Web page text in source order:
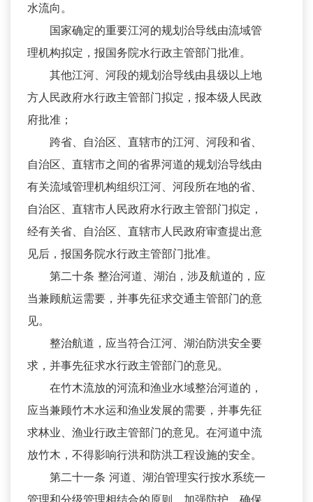
水流向。
国家确定的重要江河的规划治导线由流域管
理机构拟定，报国务院水行政主管部门批准。
其他江河、河段的规划治导线由县级以上地
方人民政府水行政主管部门拟定，报本级人民政
府批准；
跨省、自治区、直辖市的江河、河段和省、
自治区、直辖市之间的省界河道的规划治导线由
有关流域管理机构组织江河、河段所在地的省、
自治区、直辖市人民政府水行政主管部门拟定，
经有关省、自治区、直辖市人民政府审查提出意
见后，报国务院水行政主管部门批准。
第二十条 整治河道、湖泊，涉及航道的，应
当兼顾航运需要，并事先征求交通主管部门的意
见。
整治航道，应当符合江河、湖泊防洪安全要
求，并事先征求水行政主管部门的意见。
在竹木流放的河流和渔业水域整治河道的，
应当兼顾竹木水运和渔业发展的需要，并事先征
求林业、渔业行政主管部门的意见。在河道中流
放竹木，不得影响行洪和防洪工程设施的安全。
第二十一条 河道、湖泊管理实行按水系统一